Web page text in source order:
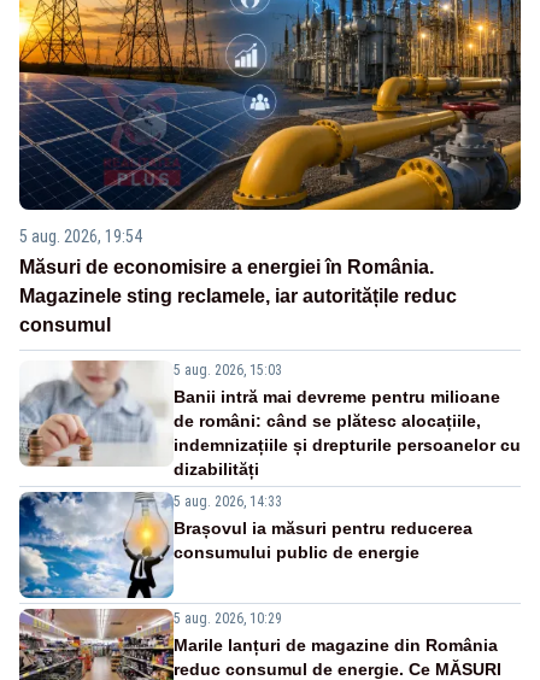
5 aug. 2026, 19:54
Măsuri de economisire a energiei în România.
Magazinele sting reclamele, iar autoritățile reduc
consumul
5 aug. 2026, 15:03
Banii intră mai devreme pentru milioane
de români: când se plătesc alocațiile,
indemnizațiile și drepturile persoanelor cu
dizabilități
5 aug. 2026, 14:33
Brașovul ia măsuri pentru reducerea
consumului public de energie
5 aug. 2026, 10:29
Marile lanțuri de magazine din România
reduc consumul de energie. Ce MĂSURI